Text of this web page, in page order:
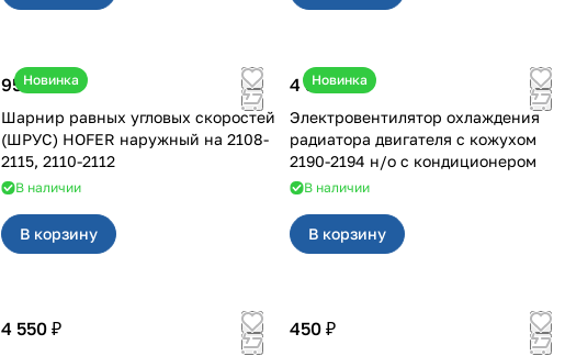
Новинка
950 ₽
Шарнир равных угловых скоростей
(ШРУС) HOFER наружный на 2108-
2115, 2110-2112
В наличии
В корзину
Новинка
4 550 ₽
Электровентилятор охлаждения
радиатора двигателя с кожухом
2190-2194 н/о с кондиционером
В наличии
В корзину
4 550 ₽ 450 ₽